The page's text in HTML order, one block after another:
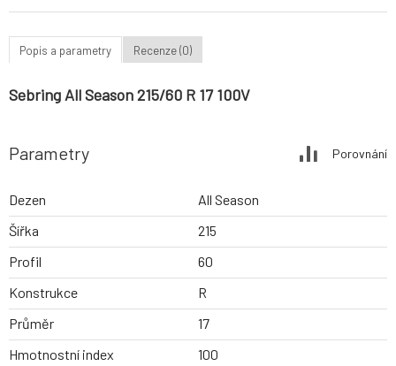
Popis a parametry Recenze (0)
Sebring All Season 215/60 R 17 100V
Parametry Porovnání
Dezen
All Season
Šířka
215
Profil
60
Konstrukce
R
Průměr
17
Hmotnostní index
100